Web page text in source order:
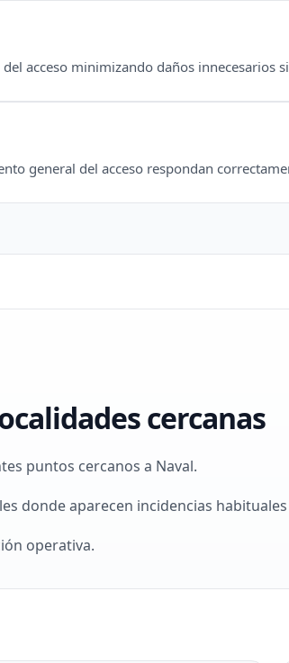
acceso minimizando daños innecesarios
general del acceso respondan
cercanas
puntos cercanos a Naval.
donde aparecen incidencias
operativa.